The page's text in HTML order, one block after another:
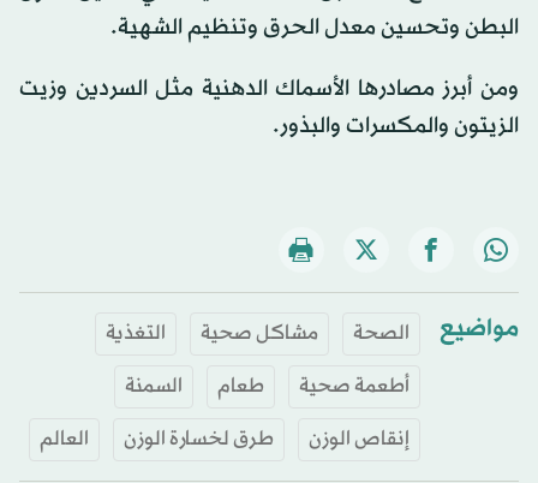
البطن وتحسين معدل الحرق وتنظيم الشهية.
ومن أبرز مصادرها الأسماك الدهنية مثل السردين وزيت
الزيتون والمكسرات والبذور.
مواضيع الصحة مشاكل صحية
التغذية
أطعمة صحية
طعام
السمنة
إنقاص الوزن
طرق لخسارة الوزن العالم